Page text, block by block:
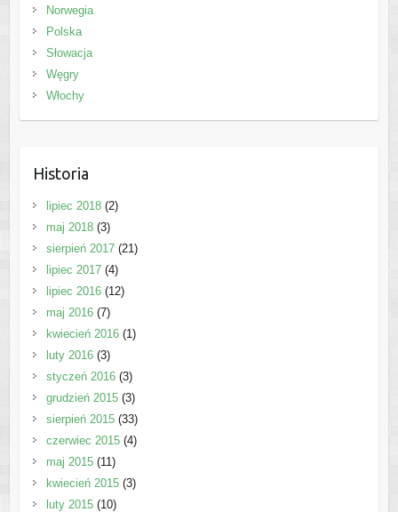
Norwegia
Polska
Słowacja
Węgry
Włochy
Historia
lipiec 2018(2)
maj 2018(3)
sierpień 2017(21)
lipiec 2017(4)
lipiec 2016(12)
maj 2016(7)
kwiecień 2016(1)
luty 2016(3)
styczeń 2016(3)
grudzień 2015(3)
sierpień 2015(33)
czerwiec 2015(4)
maj 2015(11)
kwiecień 2015(3)
luty 2015(10)